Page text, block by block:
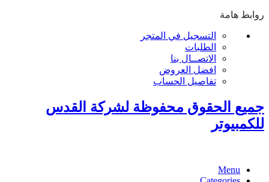
روابط هامة
التسجيل في المتجر
الطلبات
الاتصــال بنا
افضل العروض
تفاصيل الحساب
جميع الحقوق محفوظة لشركة القدس
للكمبيوتر
Menu